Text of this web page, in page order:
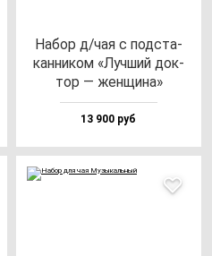
Набор д/чая с под­ста­
кан­ни­ком «Луч­ший док­
тор — жен­щи­на»
13 900 руб